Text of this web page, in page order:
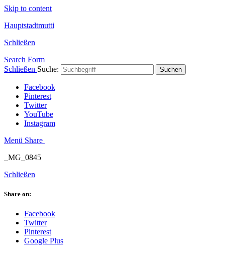
Skip to content
Hauptstadtmutti
Schließen
Search Form
Schließen Suche: Suchen
Facebook
Pinterest
Twitter
YouTube
Instagram
Menü Share
_MG_0845
Schließen
Share on:
Facebook
Twitter
Pinterest
Google Plus